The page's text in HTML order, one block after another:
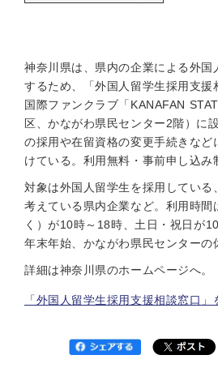
神奈川県は、県内の企業による外国
するため、「外国人留学生採用支援
国際ファンクラブ「KANAFAN
区、かながわ県民センター2階）に
の採用や在留資格の変更手続きなど
けている。利用無料・事前申し込み
対象は外国人留学生を採用している
考えている県内企業など。利用時間
く）が10時～18時、土日・祝日が
年末年始、かながわ県民センターの
詳細は神奈川県のホームページへ。
「外国人留学生採用支援相談窓口」